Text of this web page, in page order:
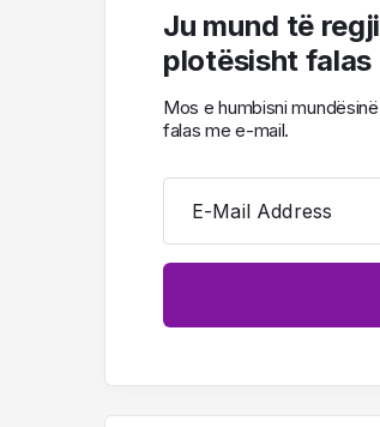
Ju mund të
plotësisht falas
Mos e humbisni
falas me e-mail.
E-Mail Address